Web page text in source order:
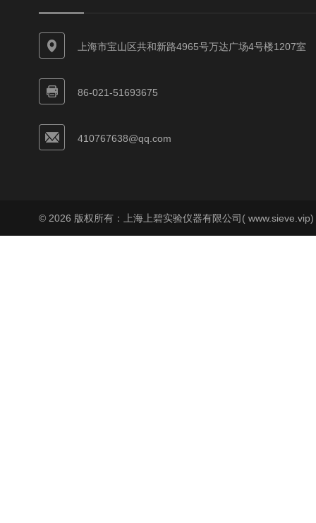
上海市宝山区共和新路4965号万达广场4号楼1207室
86-021-51693675
410767638@qq.com
© 2026 版权所有：上海上碧实验仪器有限公司(